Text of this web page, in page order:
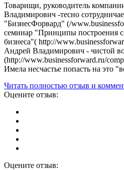
Товарищи, руководитель
Владимирович -тесно
"БизнесФорвард" (/
семинар "Принципы построения
бизнеса"( http://
Андрей Владимирович - чистой
(http://www.businessforward.ru/
Имела несчастье попасть на это
Читать полностью отзыв и
Оцените отзыв:
Оцените отзыв: